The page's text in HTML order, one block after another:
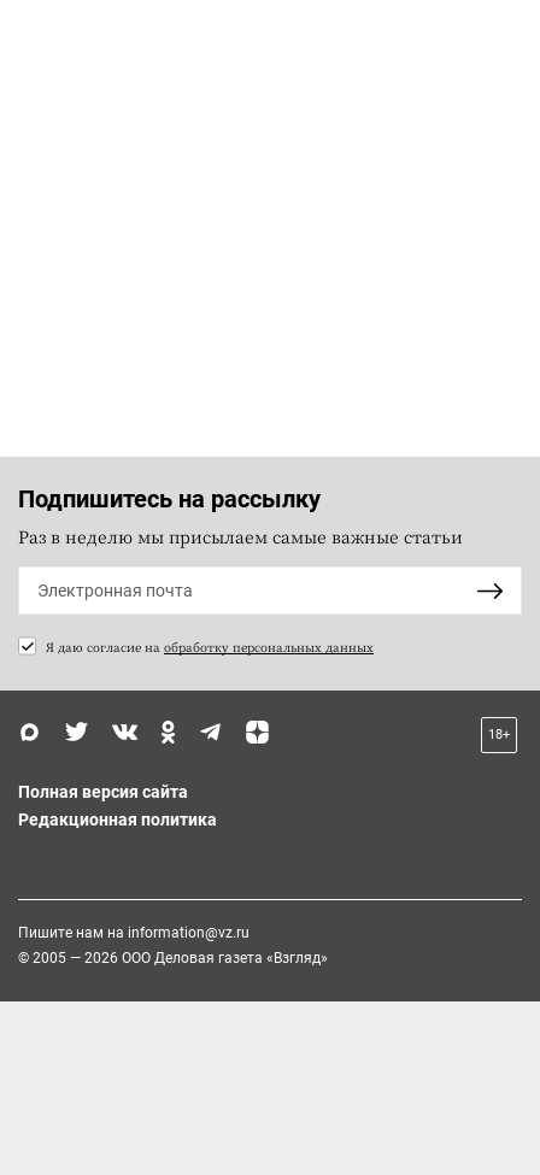
Подпишитесь на рассылку
Раз в неделю мы присылаем самые важные статьи
Я даю согласие на обработку персональных данных
18+
Полная версия сайта
Редакционная политика
Пишите нам на information@vz.ru
© 2005 — 2026 ООО Деловая газета «Взгляд»